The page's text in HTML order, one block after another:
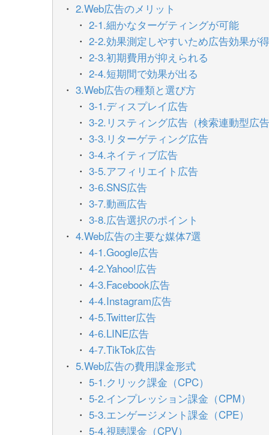
2.Web広告のメリット
2-1.細かなターゲティングが可能
2-2.効果測定しやすいため広告効果が
2-3.初期費用が抑えられる
2-4.短期間で効果が出る
3.Web広告の種類と選び方
3-1.ディスプレイ広告
3-2.リスティング広告（検索連動型広告
3-3.リターゲティング広告
3-4.ネイティブ広告
3-5.アフィリエイト広告
3-6.SNS広告
3-7.動画広告
3-8.広告選択のポイント
4.Web広告の主要な媒体7選
4-1.Google広告
4-2.Yahoo!広告
4-3.Facebook広告
4-4.Instagram広告
4-5.Twitter広告
4-6.LINE広告
4-7.TikTok広告
5.Web広告の費用課金形式
5-1.クリック課金（CPC）
5-2.インプレッション課金（CPM）
5-3.エンゲージメント課金（CPE）
5-4.視聴課金（CPV）